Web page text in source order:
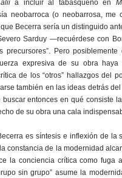
aliia incluir al tabasqueño en
neobarroca (o neobarrosa, me
Becerra sería un distinguido
Sarduy —recuérdese con
precursores”. Pero posiblemente
expresiva de su obra haya
de los “otros” hallazgos del
también en las ideas detrás
entonces en qué consiste
de su obra una cala
es síntesis e inflexión de
constancia de la modernidad
la conciencia crítica como fuga
sin grupo” asume la